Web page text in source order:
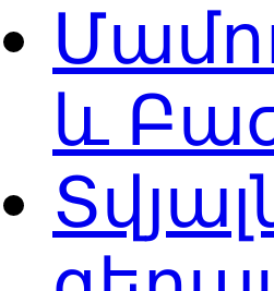
և